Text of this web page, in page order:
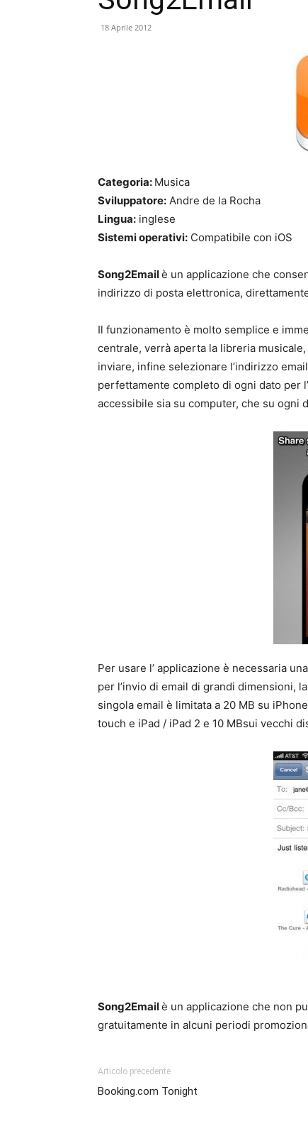
18 Aprile 2012
Categoria: Musica
Sviluppatore: Andre de la Rocha
Lingua: inglese
Sistemi operativi: Compatibile con iOS
Song2Emailè un applicazione che
indirizzo di posta elettronica,
Il funzionamento è molto semplice e
centrale, verrà aperta la libreria
inviare, infine selezionare l’indirizzo
perfettamente completo di ogni dato per
accessibile sia su computer, che su ogni
Per usare l’ applicazione è necessaria
per l’invio di email di grandi dimensioni,
singola email è limitata a 20 MB su
touch e iPad / iPad 2 e 10 MBsui vecchi
Song2Emailè un applicazione che non
gratuitamente in alcuni periodi
Articolo precedente
Booking.com Tonight